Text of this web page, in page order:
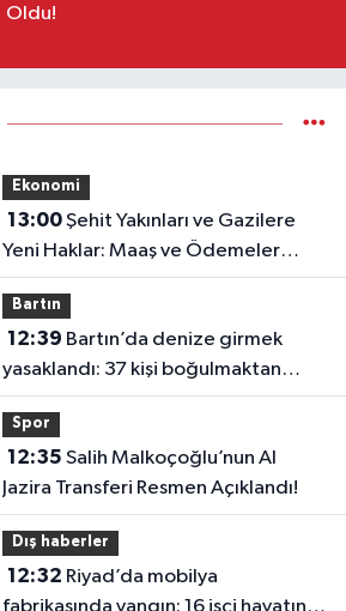
Oldu!
Ekonomi
13:00Şehit Yakınları ve Gazilere
Yeni Haklar: Maaş ve Ödemeler
Artırıldı
Bartın
12:39
yasaklandı: 37 kişi boğulmaktan
kurtarıldı
Spor
12:35
Jazira Transferi Resmen Açıklandı!
Dış haberler
12:32
fabrikasında yangın: 16 işçi hayatını